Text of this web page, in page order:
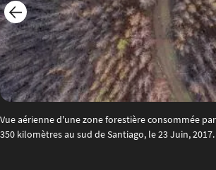
Vue aérienne d'une zone forestière consommée
350 kilomètres au sud de Santiago, le 23 Juin,